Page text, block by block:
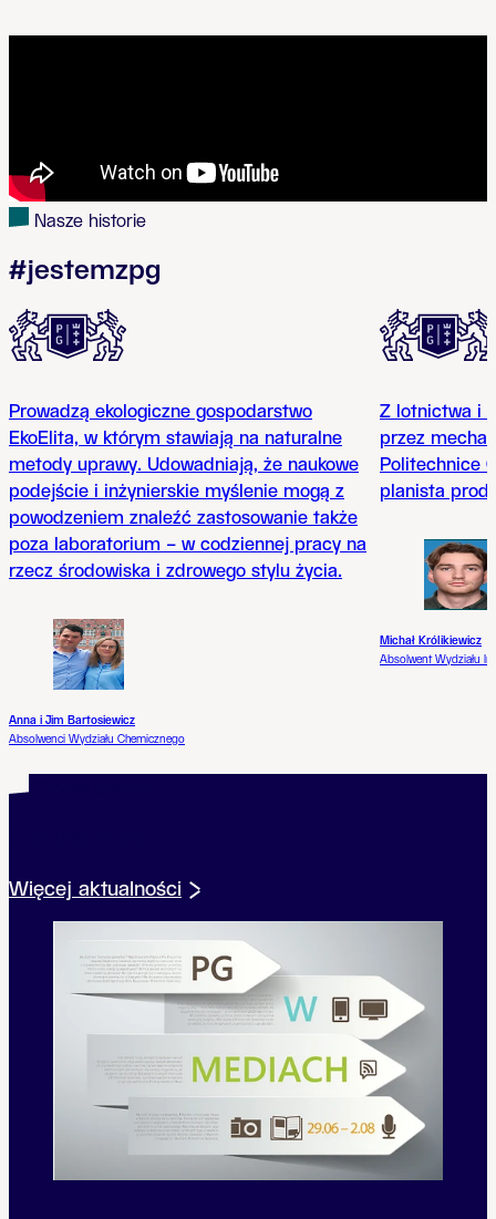
Nasze historie
#jestemzpg
Prowadzą ekologiczne gospodarstwo
EkoElita, w którym stawiają na naturalne
metody uprawy. Udowadniają, że naukowe
podejście i inżynierskie myślenie mogą z
powodzeniem znaleźć zastosowanie także
poza laboratorium – w codziennej pracy na
rzecz środowiska i zdrowego stylu życia.
Anna i Jim Bartosiewicz
Absolwenci Wydziału Chemicznego
Z lotnictwa i
przez
Politechnice
planista
Michał Królikiewicz
Absolwent Wydziału
Więcej aktualności